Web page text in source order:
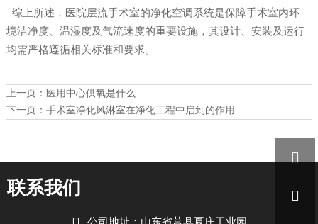
综上所述，医院层流手术室的净化空调系统是保障手术室内环
境洁净度、温湿度及气流速度的重要设施，其设计、安装及运行
均需严格遵循相关标准和要求。
上一页： 医用中心供氧是什么
下一页： 手术室净化风淋室在净化工程中启到的作用
联系我们

